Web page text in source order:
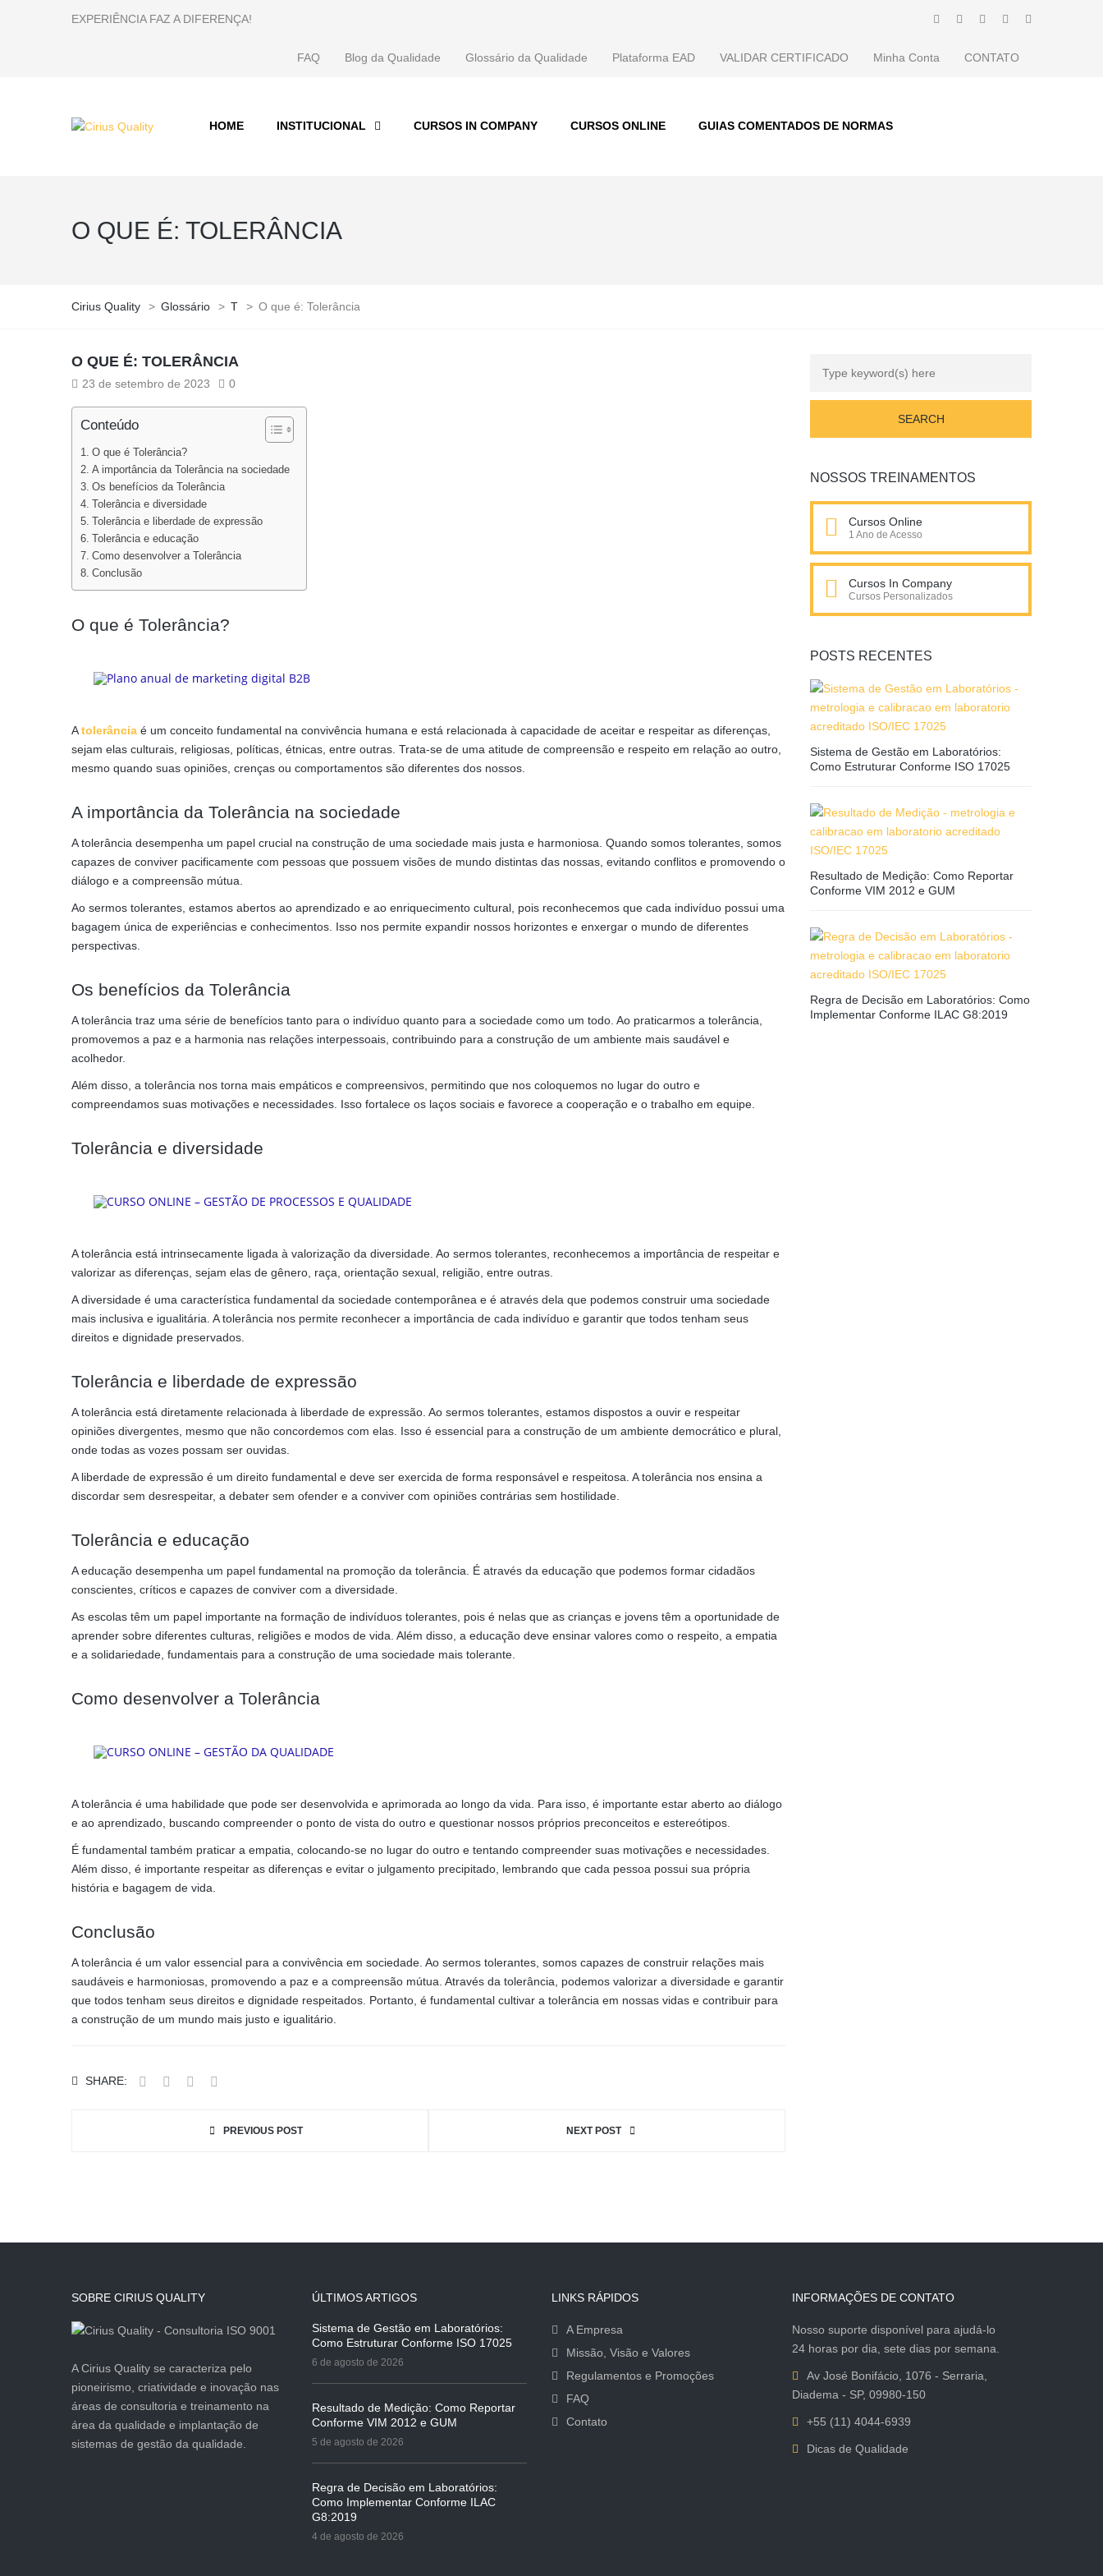
EXPERIÊNCIA FAZ A DIFERENÇA!
FAQ Blog da Qualidade Glossário da Qualidade Plataforma EAD VALIDAR CERTIFICADO Minha Conta CONTATO
HOME INSTITUCIONAL CURSOS IN COMPANY CURSOS ONLINE GUIAS COMENTADOS DE NORMAS
O QUE É: TOLERÂNCIA
Cirius Quality > Glossário > T > O que é: Tolerância
O QUE É: TOLERÂNCIA
23 de setembro de 2023 0
Conteúdo
O que é Tolerância?
A importância da Tolerância na sociedade
Os benefícios da Tolerância
Tolerância e diversidade
Tolerância e liberdade de expressão
Tolerância e educação
Como desenvolver a Tolerância
Conclusão
O que é Tolerância?
Atolerância é um conceito fundamental na convivência humana e está relacionada à capacidade de aceitar e respeitar as diferenças,
sejam elas culturais, religiosas, políticas, étnicas, entre outras. Trata-se de uma atitude de compreensão e respeito em relação ao outro,
mesmo quando suas opiniões, crenças ou comportamentos são diferentes dos nossos.
A importância da Tolerância na sociedade
A tolerância desempenha um papel crucial na construção de uma sociedade mais justa e harmoniosa. Quando somos tolerantes, somos
capazes de conviver pacificamente com pessoas que possuem visões de mundo distintas das nossas, evitando conflitos e promovendo o
diálogo e a compreensão mútua.
Ao sermos tolerantes, estamos abertos ao aprendizado e ao enriquecimento cultural, pois reconhecemos que cada indivíduo possui uma
bagagem única de experiências e conhecimentos. Isso nos permite expandir nossos horizontes e enxergar o mundo de diferentes
perspectivas.
Os benefícios da Tolerância
A tolerância traz uma série de benefícios tanto para o indivíduo quanto para a sociedade como um todo. Ao praticarmos a tolerância,
promovemos a paz e a harmonia nas relações interpessoais, contribuindo para a construção de um ambiente mais saudável e
acolhedor.
Além disso, a tolerância nos torna mais empáticos e compreensivos, permitindo que nos coloquemos no lugar do outro e
compreendamos suas motivações e necessidades. Isso fortalece os laços sociais e favorece a cooperação e o trabalho em equipe.
Tolerância e diversidade
A tolerância está intrinsecamente ligada à valorização da diversidade. Ao sermos tolerantes, reconhecemos a importância de respeitar e
valorizar as diferenças, sejam elas de gênero, raça, orientação sexual, religião, entre outras.
A diversidade é uma característica fundamental da sociedade contemporânea e é através dela que podemos construir uma sociedade
mais inclusiva e igualitária. A tolerância nos permite reconhecer a importância de cada indivíduo e garantir que todos tenham seus
direitos e dignidade preservados.
Tolerância e liberdade de expressão
A tolerância está diretamente relacionada à liberdade de expressão. Ao sermos tolerantes, estamos dispostos a ouvir e respeitar
opiniões divergentes, mesmo que não concordemos com elas. Isso é essencial para a construção de um ambiente democrático e plural,
onde todas as vozes possam ser ouvidas.
A liberdade de expressão é um direito fundamental e deve ser exercida de forma responsável e respeitosa. A tolerância nos ensina a
discordar sem desrespeitar, a debater sem ofender e a conviver com opiniões contrárias sem hostilidade.
Tolerância e educação
A educação desempenha um papel fundamental na promoção da tolerância. É através da educação que podemos formar cidadãos
conscientes, críticos e capazes de conviver com a diversidade.
As escolas têm um papel importante na formação de indivíduos tolerantes, pois é nelas que as crianças e jovens têm a oportunidade de
aprender sobre diferentes culturas, religiões e modos de vida. Além disso, a educação deve ensinar valores como o respeito, a empatia
e a solidariedade, fundamentais para a construção de uma sociedade mais tolerante.
Como desenvolver a Tolerância
A tolerância é uma habilidade que pode ser desenvolvida e aprimorada ao longo da vida. Para isso, é importante estar aberto ao diálogo
e ao aprendizado, buscando compreender o ponto de vista do outro e questionar nossos próprios preconceitos e estereótipos.
É fundamental também praticar a empatia, colocando-se no lugar do outro e tentando compreender suas motivações e necessidades.
Além disso, é importante respeitar as diferenças e evitar o julgamento precipitado, lembrando que cada pessoa possui sua própria
história e bagagem de vida.
Conclusão
A tolerância é um valor essencial para a convivência em sociedade. Ao sermos tolerantes, somos capazes de construir relações mais
saudáveis e harmoniosas, promovendo a paz e a compreensão mútua. Através da tolerância, podemos valorizar a diversidade e garantir
que todos tenham seus direitos e dignidade respeitados. Portanto, é fundamental cultivar a tolerância em nossas vidas e contribuir para
a construção de um mundo mais justo e igualitário.
SHARE:
PREVIOUS POST NEXT POST
NOSSOS TREINAMENTOS
Cursos Online
1 Ano de Acesso
Cursos In Company
Cursos Personalizados
POSTS RECENTES
Sistema de Gestão em Laboratórios:
Como Estruturar Conforme ISO 17025
Resultado de Medição: Como Reportar
Conforme VIM 2012 e GUM
Regra de Decisão em Laboratórios: Como
Implementar Conforme ILAC G8:2019
SOBRE CIRIUS QUALITY
A Cirius Quality se caracteriza pelo
pioneirismo, criatividade e inovação nas
áreas de consultoria e treinamento na
área da qualidade e implantação de
sistemas de gestão da qualidade.
ÚLTIMOS ARTIGOS
Sistema de Gestão em Laboratórios:
Como Estruturar Conforme ISO 17025
6 de agosto de 2026
Resultado de Medição: Como Reportar
Conforme VIM 2012 e GUM
5 de agosto de 2026
Regra de Decisão em Laboratórios:
Como Implementar Conforme ILAC
G8:2019
4 de agosto de 2026
LINKS RÁPIDOS
A Empresa
Missão, Visão e Valores
Regulamentos e Promoções
FAQ
Contato
INFORMAÇÕES DE CONTATO
Nosso suporte disponível para ajudá-lo
24 horas por dia, sete dias por semana.
Av José Bonifácio, 1076 - Serraria,
Diadema - SP, 09980-150
+55 (11) 4044-6939
Dicas de Qualidade